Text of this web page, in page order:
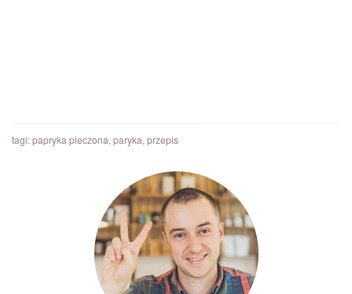
tagi:papryka pieczona,paryka,przepis